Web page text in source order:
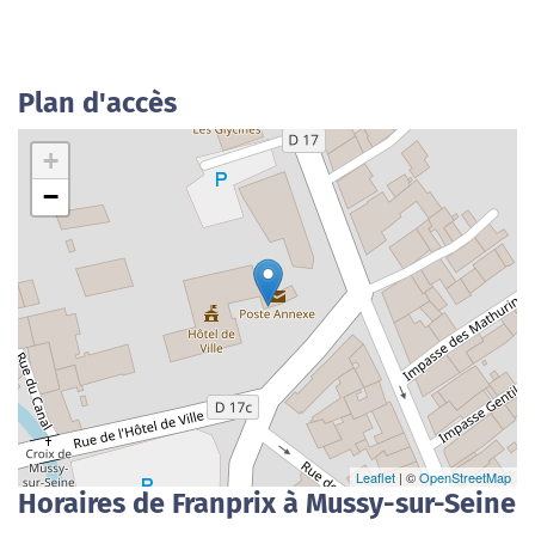
Plan d'accès
+
−
Leaflet | ©OpenStreetMap
Horaires de Franprix à Mussy-sur-Seine